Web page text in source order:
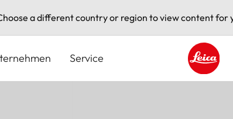
a different country or region to view content for
Service
Leica logo